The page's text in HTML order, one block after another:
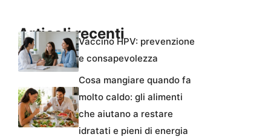
Articoli recentiVaccino HPV: prevenzione
e consapevolezza
Cosa mangiare quando fa
molto caldo: gli alimenti
che aiutano a restare
idratati e pieni di energia